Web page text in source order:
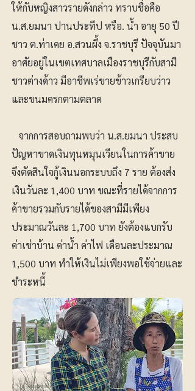
ให้กับหญิงสาวรายดังกล่าว ทราบชื่อคือ
น.ส.ยมนา ปานประทีป หรือ. น้ำ อายุ 50 ปี
ชาว ต.ท่าเคย อ.สวนผึ้ง จ.ราชบุรี ปัจจุบันมา
อาศัยอยู่ในเขตเทศบาลเมืองราชบุรีกับสามี
ชาวต่างด้าว มีอาชีพเร่ขายข้าวเกรียบว่าว
และขนมครกตามตลาด
จากการสอบถามพบว่า น.ส.ยมนา ประสบ
ปัญหาขาดเงินทุนหมุนเวียนในการค้าขาย
จึงตัดสินใจกู้เงินนอกระบบถึง 7 ราย ต้องส่ง
เงินวันละ 1,400 บาท ขณะที่รายได้จากการ
ค้าขายรวมกับรายได้ของสามีมีเพียง
ประมาณวันละ 1,700 บาท ยังต้องแบกรับ
ค่าเช่าบ้าน ค่าน้ำ ค่าไฟ เดือนละประมาณ
1,500 บาท ทำให้เงินไม่เพียงพอใช้จ่ายและ
ชำระหนี้